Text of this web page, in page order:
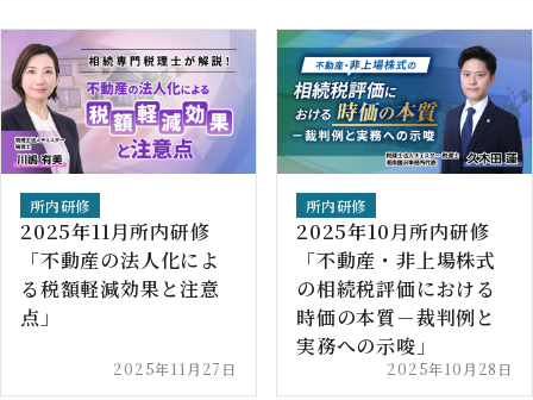
所内研修
2025年11月所内研修
「不動産の法人化によ
る税額軽減効果と注意
点」
2025年11月27日
所内研修
2025年10月所内研修
「不動産・非上場株式
の相続税評価における
時価の本質－裁判例と
実務への示唆」
2025年10月28日